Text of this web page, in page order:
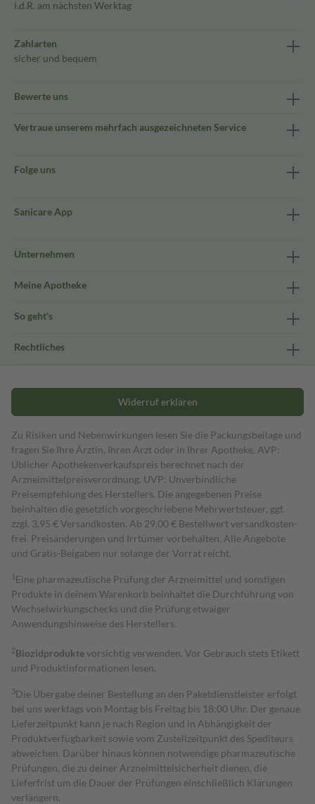
i.d.R. am nächsten Werktag
Zahlarten
sicher und bequem
Bewerte uns
Vertraue unserem mehrfach ausgezeichneten Service
Folge uns
Sanicare App
Unternehmen
Meine Apotheke
So geht's
Rechtliches
Widerruf erklären
Zu Risiken und Nebenwirkungen lesen Sie die Packungsbeilage und
fragen Sie Ihre Ärztin, Ihren Arzt oder in Ihrer Apotheke. AVP:
Üblicher Apothekenverkaufspreis berechnet nach der
Arzneimittelpreisverordnung. UVP: Unverbindliche
Preisempfehlung des Herstellers. Die angegebenen Preise
beinhalten die gesetzlich vorgeschriebene Mehrwertsteuer, ggf.
zzgl. 3,95 € Versandkosten. Ab 29,00 € Bestell­wert versand­kosten­
frei. Preisänderungen und Irrtümer vorbehalten. Alle Angebote
und Gratis-Beigaben nur solange der Vorrat reicht.
1 Eine pharmazeutische Prüfung der Arzneimittel und sonstigen
Produkte in deinem Warenkorb beinhaltet die Durchführung von
Wechselwirkungschecks und die Prüfung etwaiger
Anwendungshinweise des Herstellers.
2Biozidproduktevorsichtig verwenden. Vor Gebrauch stets Etikett
und Produktinformationen lesen.
3Die Übergabe deiner Bestellung an den Paketdienstleister erfolgt
bei uns werktags von Montag bis Freitag bis 18:00 Uhr. Der genaue
Lieferzeitpunkt kann je nach Region und in Abhängigkeit der
Produktverfügbarkeit sowie vom Zustellzeitpunkt des Spediteurs
abweichen. Darüber hinaus können notwendige pharmazeutische
Prüfungen, die zu deiner Arzneimittelsicherheit dienen, die
Lieferfrist um die Dauer der Prüfungen einschließlich Klärungen
verlängern.